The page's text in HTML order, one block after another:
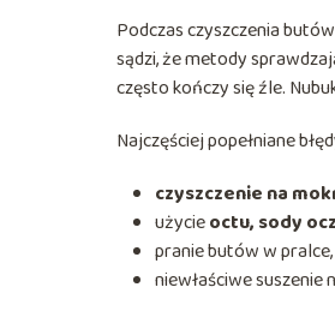
Podczas czyszczenia
sądzi, że metody
często kończy się źle.
Najczęściej popełniane
czyszczenie na
użycieoctu, sody
pranie butów w pralce,
niewłaściwe suszenie